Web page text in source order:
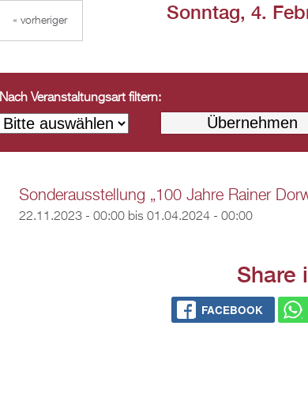
Sonntag, 4.
« vorheriger
Nach Veranstaltungsart filtern:
Sonderausstellung „100 Jahre Rainer
22.11.2023 - 00:00bis 01.04.2024 - 00:00
Share
FACEBOOK